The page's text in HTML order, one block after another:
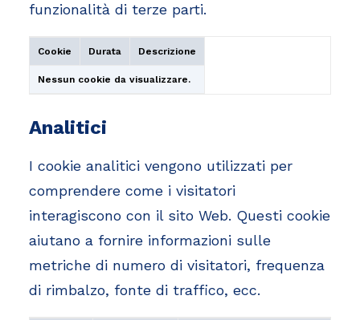
funzionalità di terze parti.
Cookie Durata Descrizione
Nessun cookie da visualizzare.
Analitici
I cookie analitici vengono utilizzati per
comprendere come i visitatori
interagiscono con il sito Web. Questi cookie
aiutano a fornire informazioni sulle
metriche di numero di visitatori, frequenza
di rimbalzo, fonte di traffico, ecc.